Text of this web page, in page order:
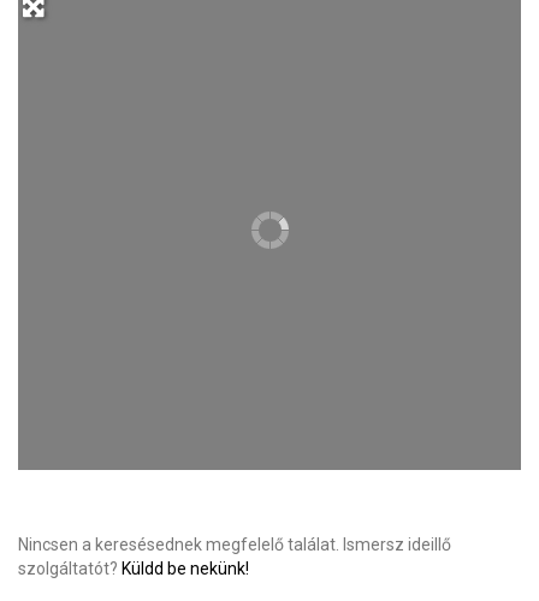
Nincsen a keresésednek megfelelő találat. Ismersz ideillő
szolgáltatót? Küldd be nekünk!